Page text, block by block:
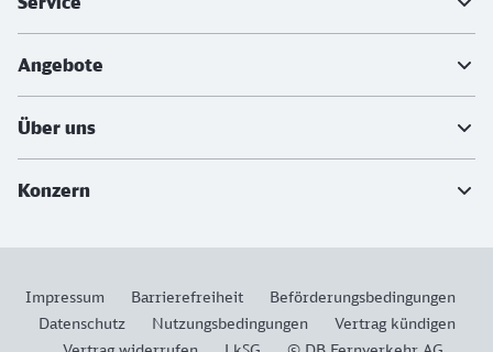
Angebote
Über uns
Konzern
Impressum Barrierefreiheit
Beförderungsbedingungen
Datenschutz
Nutzungsbedingungen
Vertrag kündigen